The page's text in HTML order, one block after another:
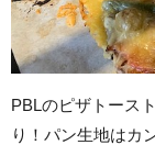
PBLのピザトース
り！パン生地はカ